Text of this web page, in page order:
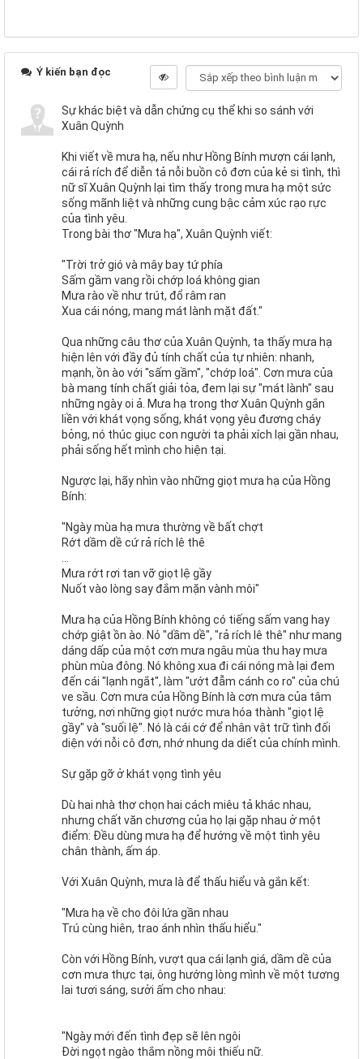
Ý kiến bạn đọc
Sự khác biệt và dẫn chứng cụ thể khi so sánh với
Xuân Quỳnh
Khi viết về mưa hạ, nếu như Hồng Bính mượn cái lạnh,
cái rả rích để diễn tả nỗi buồn cô đơn của kẻ si tình, thì
nữ sĩ Xuân Quỳnh lại tìm thấy trong mưa hạ một sức
sống mãnh liệt và những cung bậc cảm xúc rạo rực
của tình yêu.
Trong bài thơ "Mưa hạ", Xuân Quỳnh viết:
"Trời trở gió và mây bay tứ phía
Sấm gầm vang rồi chớp loá không gian
Mưa rào về như trút, đổ râm ran
Xua cái nóng, mang mát lành mặt đất."
Qua những câu thơ của Xuân Quỳnh, ta thấy mưa hạ
hiện lên với đầy đủ tính chất của tự nhiên: nhanh,
mạnh, ồn ào với "sấm gầm", "chớp loá". Cơn mưa của
bà mang tính chất giải tỏa, đem lại sự "mát lành" sau
những ngày oi ả. Mưa hạ trong thơ Xuân Quỳnh gắn
liền với khát vọng sống, khát vọng yêu đương cháy
bỏng, nó thúc giục con người ta phải xích lại gần nhau,
phải sống hết mình cho hiện tại.
Ngược lại, hãy nhìn vào những giọt mưa hạ của Hồng
Bính:
"Ngày mùa hạ mưa thường về bất chợt
Rớt dầm dề cứ rả rích lê thê
Mưa rớt rơi tan vỡ giọt lệ gầy
Nuốt vào lòng say đắm mặn vành môi"
Mưa hạ của Hồng Bính không có tiếng sấm vang hay
chớp giật ồn ào. Nó "dầm dề", "rả rích lê thê" như mang
dáng dấp của một cơn mưa ngâu mùa thu hay mưa
phùn mùa đông. Nó không xua đi cái nóng mà lại đem
đến cái "lạnh ngắt", làm "ướt đẫm cánh co ro" của chú
ve sầu. Cơn mưa của Hồng Bính là cơn mưa của tâm
tưởng, nơi những giọt nước mưa hóa thành "giọt lệ
gầy" và "suối lệ". Nó là cái cớ để nhân vật trữ tình đối
diện với nỗi cô đơn, nhớ nhung da diết của chính mình.
Sự gặp gỡ ở khát vọng tình yêu
Dù hai nhà thơ chọn hai cách miêu tả khác nhau,
nhưng chất văn chương của họ lại gặp nhau ở một
điểm: Đều dùng mưa hạ để hướng về một tình yêu
chân thành, ấm áp.
Với Xuân Quỳnh, mưa là để thấu hiểu và gắn kết:
"Mưa hạ về cho đôi lứa gần nhau
Trú cùng hiên, trao ánh nhìn thấu hiểu."
Còn với Hồng Bính, vượt qua cái lạnh giá, dầm dề của
cơn mưa thực tại, ông hướng lòng mình về một tương
lai tươi sáng, sưởi ấm cho nhau:
"Ngày mới đến tình đẹp sẽ lên ngôi
Đời ngọt ngào thắm nồng môi thiếu nữ.